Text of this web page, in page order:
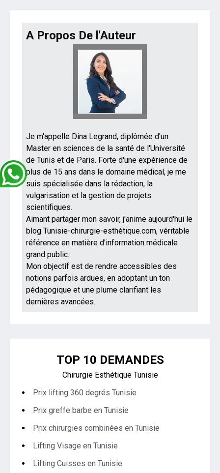
A Propos De l'Auteur
Je m'appelle Dina Legrand, diplômée d'un
Master en sciences de la santé de l'Université
de Tunis et de Paris. Forte d'une expérience de
plus de 15 ans dans le domaine médical, je me
suis spécialisée dans la rédaction, la
vulgarisation et la gestion de projets
scientifiques.
Aimant partager mon savoir, j'anime aujourd'hui le
blog Tunisie-chirurgie-esthétique.com, véritable
référence en matière d'information médicale
grand public.
Mon objectif est de rendre accessibles des
notions parfois ardues, en adoptant un ton
pédagogique et une plume clarifiant les
dernières avancées.
TOP 10 DEMANDES
Chirurgie Esthétique Tunisie
Prix lifting 360 degrés Tunisie
Prix greffe barbe en Tunisie
Prix chirurgies combinées en Tunisie
Lifting Visage en Tunisie
Lifting Cuisses en Tunisie